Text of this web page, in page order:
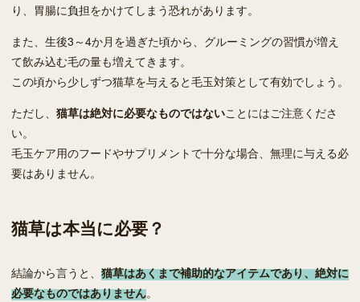
り、胃腸に負担をかけてしまう恐れがあります。
また、生後3～4か月を過ぎた頃から、グルーミングの習慣が増え
て飲み込む毛の量も増えてきます。
この頃から少しずつ猫草を与えると毛玉対策として有効でしょう。
ただし、 猫草は絶対に必要なものではないことにはご注意くださ
い。
毛玉ケア用のフードやサプリメントで十分な場合、無理に与える必
要はありません。
猫草は本当に必要？
結論から言うと、 猫草はあくまで補助的なアイテムであり、絶対に
必要なものではありません。